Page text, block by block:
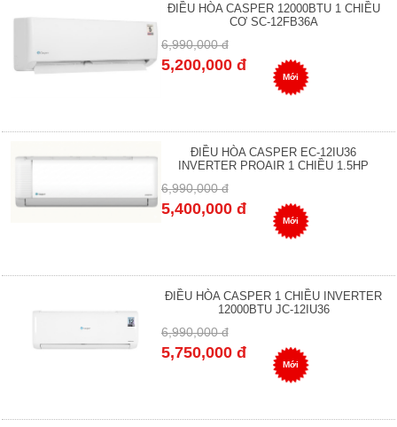
ĐIỀU HÒA CASPER 12000BTU 1 CHIỀU
CƠ SC-12FB36A
6,990,000 đ
5,200,000 đ
Mới
ĐIỀU HÒA CASPER EC-12IU36
INVERTER PROAIR 1 CHIỀU 1.5HP
6,990,000 đ
5,400,000 đ
Mới
ĐIỀU HÒA CASPER 1 CHIỀU INVERTER
12000BTU JC-12IU36
6,990,000 đ
5,750,000 đ
Mới